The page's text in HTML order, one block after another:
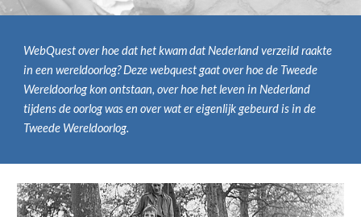
WebQuest over hoe dat het kwam dat Nederland verzeild raakte
in een wereldoorlog? Deze webquest gaat over hoe de Tweede
Wereldoorlog kon ontstaan, over hoe het leven in Nederland
tijdens de oorlog was en over wat er eigenlijk gebeurd is in de
Tweede Wereldoorlog.